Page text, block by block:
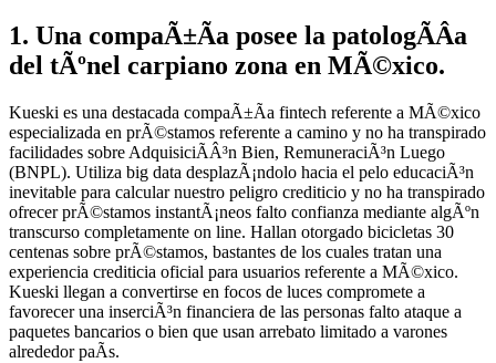
1. Una compaÃ±Ã­a posee la patologÃ­Â­a
del tÃºnel carpiano zona en MÃ©xico.
Kueski es una destacada compaÃ±Ã­a fintech referente a MÃ©xico
especializada en prÃ©stamos referente a camino y no ha transpirado
facilidades sobre AdquisiciÃ­Â³n Bien, RemuneraciÃ³n Luego
(BNPL). Utiliza big data desplazÃ¡ndolo hacia el pelo educaciÃ³n
inevitable para calcular nuestro peligro crediticio y no ha transpirado
ofrecer prÃ©stamos instantÃ¡neos falto confianza mediante algÃºn
transcurso completamente on line. Hallan otorgado bicicletas 30
centenas sobre prÃ©stamos, bastantes de los cuales tratan una
experiencia crediticia oficial para usuarios referente a MÃ©xico.
Kueski llegan a convertirse en focos de luces compromete a
favorecer una inserciÃ³n financiera de las personas falto ataque a
paquetes bancarios o bien que usan arrebato limitado a varones
alrededor paÃ­s.